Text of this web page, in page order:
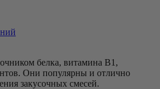
белка, витамина B1,
Они популярны и отлично
закусочных смесей.